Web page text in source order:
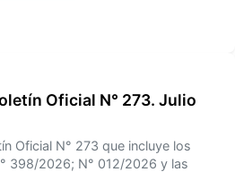
Oficial N° 273. Julio
Oficial N° 273 que incluye los
398/2026; N° 012/2026 y las